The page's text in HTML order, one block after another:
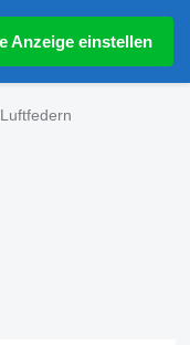
Anzeige einstellen